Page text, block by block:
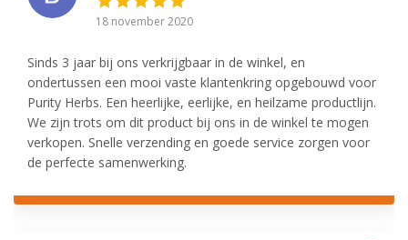
18 november 2020
Sinds 3 jaar bij ons verkrijgbaar in de winkel, en
ondertussen een mooi vaste klantenkring opgebouwd voor
Purity Herbs. Een heerlijke, eerlijke, en heilzame productlijn.
We zijn trots om dit product bij ons in de winkel te mogen
verkopen. Snelle verzending en goede service zorgen voor
de perfecte samenwerking.